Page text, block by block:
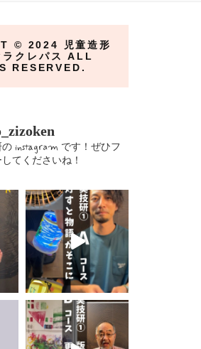
©︎ 2024 児童造形
ラクレパス ALL
RESERVED.
instagram です！ぜひフ
てくださいね！